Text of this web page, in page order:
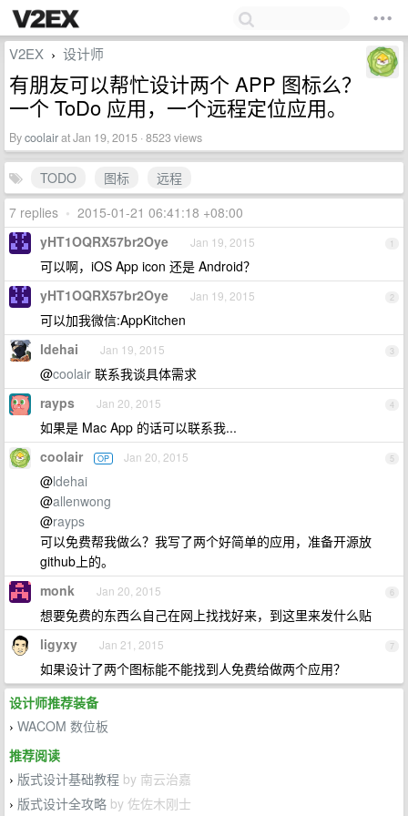
V2EX › 设计师
有朋友可以帮忙设计两个 APP 图标么？
一个 ToDo 应用，一个远程定位应用。
Bycoolairat Jan 19, 2015 · 8523 views
TODO 图标
远程
7 replies • 2015-01-21 06:41:18 +08:00
1
yHT1OQRX57br2Oye Jan 19, 2015
可以啊，iOS App icon 还是 Android？
2
yHT1OQRX57br2Oye Jan 19, 2015
可以加我微信:AppKitchen
3
ldehai Jan 19, 2015
@coolair 联系我谈具体需求
4
rayps Jan 20, 2015
如果是 Mac App 的话可以联系我...
5
coolair OP Jan 20, 2015
@ldehai
@allenwong
@rayps
可以免费帮我做么？我写了两个好简单的应用，准备开源放
github上的。
6
monk Jan 20, 2015
想要免费的东西么自己在网上找找好来，到这里来发什么贴
7
ligyxy Jan 21, 2015
如果设计了两个图标能不能找到人免费给做两个应用？
设计师推荐装备
› WACOM 数位板
推荐阅读
› 版式设计基础教程 by 南云治嘉
› 版式设计全攻略 by 佐佐木刚士